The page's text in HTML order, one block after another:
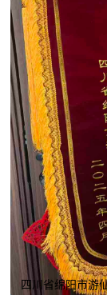
四川省绵阳市游